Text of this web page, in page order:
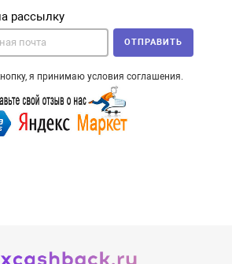
рассылку
я принимаю условия соглашения.
ОТПРАВИТЬ